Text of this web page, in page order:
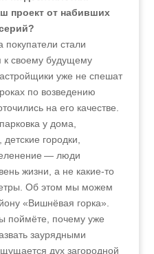
проект от набивших
покупатели стали
к своему будущему
уже не спешат
по возведению
на его качестве.
у дома,
городки,
— люди
жизни, а не какие-то
Об этом мы можем
«Вишнёвая горка».
поймёте, почему уже
заурядными
дух загородной